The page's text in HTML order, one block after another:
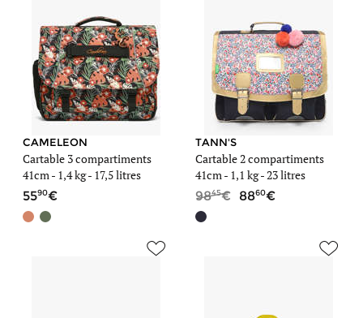
CAMELEON
Cartable 3 compartiments
41cm - 1,4 kg- 17,5 litres
5590
TANN'S
Cartable 2 compartiments
41cm - 1,1 kg- 23 litres
9845 8860